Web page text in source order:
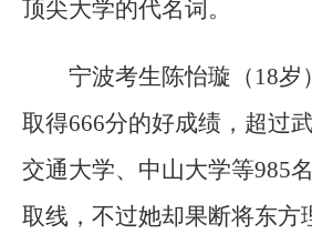
顶尖大学的代名词。
宁波考生陈怡璇（18岁
取得666分的好成绩，超过
交通大学、中山大学等985
取线，不过她却果断将东方